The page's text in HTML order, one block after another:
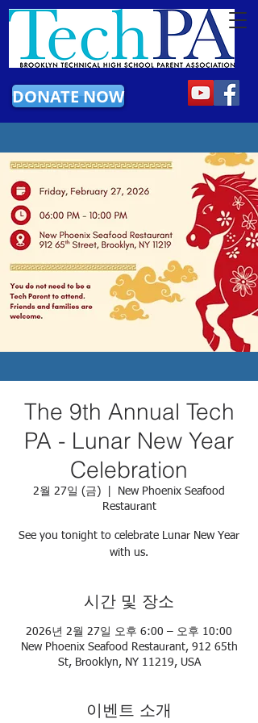
DONATE NOW
The 9th Annual Tech
PA - Lunar New Year
Celebration
2월 27일 (금)
New Phoenix Seafood
Restaurant
See you tonight to celebrate Lunar New Year
시간 및 장소
2026년 2월 27일 오후 6:00 – 오후 10:00
New Phoenix Seafood Restaurant, 912 65th
St, Brooklyn, NY 11219, USA
이벤트 소개